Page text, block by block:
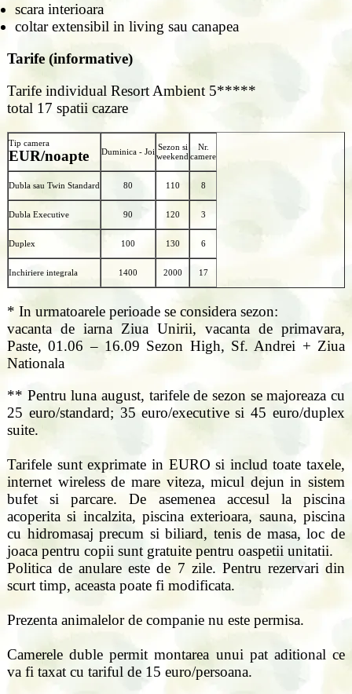
scara interioara
coltar extensibil in living sau canapea
Tarife (informative)
Tarife individual Resort Ambient 5*****
total 17 spatii cazare
Tip camera
EUR/noapte Duminica - Joi Sezon si
weekend
Nr.
camere
Dubla sau Twin Standard 80 110 8
Dubla Executive 90 120 3
Duplex 100 130 6
Inchiriere integrala 1400 2000 17
* In urmatoarele perioade se considera sezon:
vacanta de iarna Ziua Unirii, vacanta de primavara,
Paste, 01.06 – 16.09 Sezon High, Sf. Andrei + Ziua
Nationala
** Pentru luna august, tarifele de sezon se majoreaza cu
25 euro/standard; 35 euro/executive si 45 euro/duplex
suite.
Tarifele sunt exprimate in EURO si includ toate taxele,
internet wireless de mare viteza, micul dejun in sistem
bufet si parcare. De asemenea accesul la piscina
acoperita si incalzita, piscina exterioara, sauna, piscina
cu hidromasaj precum si biliard, tenis de masa, loc de
joaca pentru copii sunt gratuite pentru oaspetii unitatii.
Politica de anulare este de 7 zile. Pentru rezervari din
scurt timp, aceasta poate fi modificata.
Prezenta animalelor de companie nu este permisa.
Camerele duble permit montarea unui pat aditional ce
va fi taxat cu tariful de 15 euro/persoana.